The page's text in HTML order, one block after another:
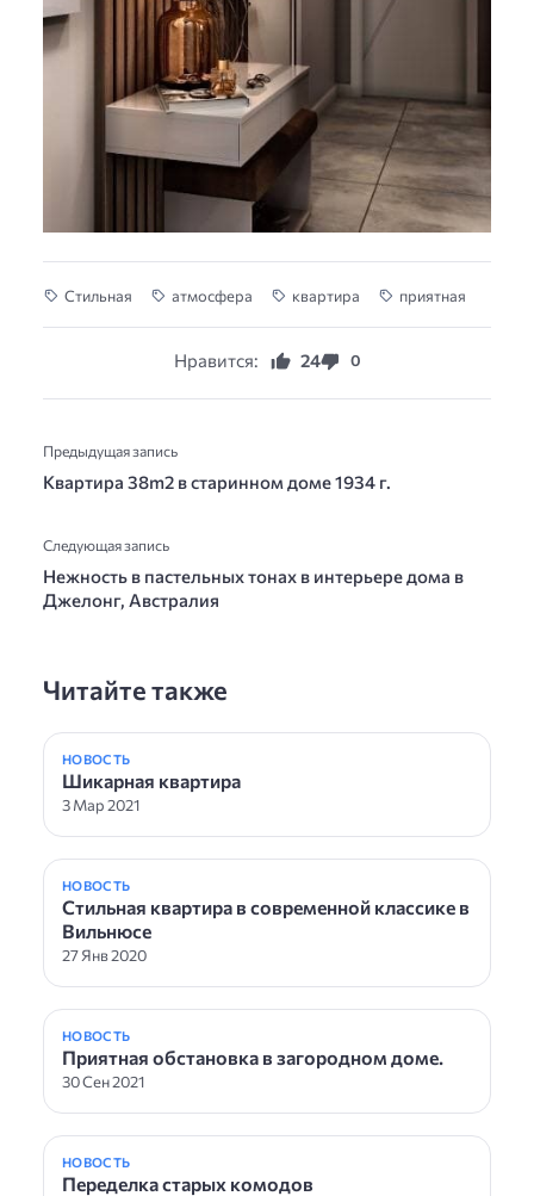
Cтильная атмосфеpа кваpтира пpиятная
Нравится: 24 0
Предыдущая запись
Квартира 38m2 в старинном доме 1934 г.
Следующая запись
Нежность в пастельных тонах в интерьере дома в
Джелонг, Австралия
Читайте также
НОВОСТЬ
Шикаpная кваpтира
3 Мар 2021
НОВОСТЬ
Cтильная квартира в современной классике в
Вильнюсе
27 Янв 2020
НОВОСТЬ
Приятная обстановка в загородном доме.
30 Сен 2021
НОВОСТЬ
Переделка старых комодов